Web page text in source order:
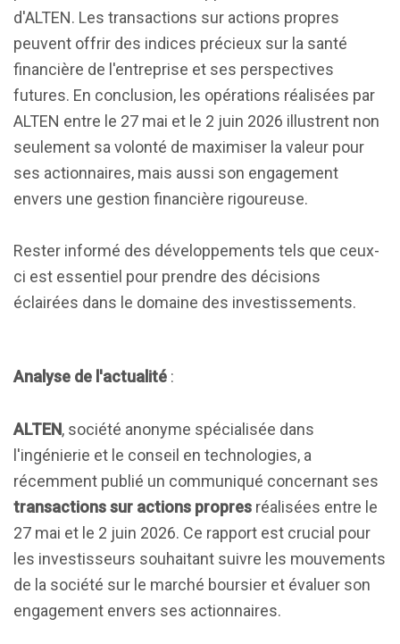
d'ALTEN. Les transactions sur actions propres
peuvent offrir des indices précieux sur la santé
financière de l'entreprise et ses perspectives
futures. En conclusion, les opérations réalisées par
ALTEN entre le 27 mai et le 2 juin 2026 illustrent non
seulement sa volonté de maximiser la valeur pour
ses actionnaires, mais aussi son engagement
envers une gestion financière rigoureuse.
Rester informé des développements tels que ceux-
ci est essentiel pour prendre des décisions
éclairées dans le domaine des investissements.
Analyse de l'actualité :
ALTEN, société anonyme spécialisée dans
l'ingénierie et le conseil en technologies, a
récemment publié un communiqué concernant ses
transactions sur actions propres réalisées entre le
27 mai et le 2 juin 2026. Ce rapport est crucial pour
les investisseurs souhaitant suivre les mouvements
de la société sur le marché boursier et évaluer son
engagement envers ses actionnaires.